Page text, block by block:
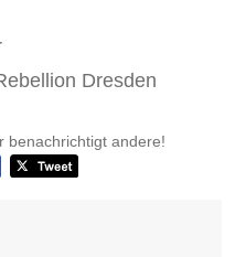
Dresden
benachrichtigt andere!